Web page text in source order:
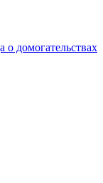
домогательствах